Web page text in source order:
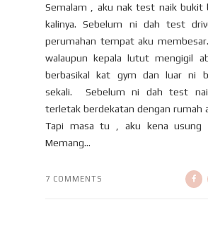
Semalam , aku nak test naik bukit
kalinya. Sebelum ni dah test
perumahan tempat aku
walaupun kepala lutut mengigil
berbasikal kat gym dan luar ni
sekali. Sebelum ni dah test
terletak berdekatan dengan rumah
Tapi masa tu , aku kena usung
Memang...
7 COMMENTS